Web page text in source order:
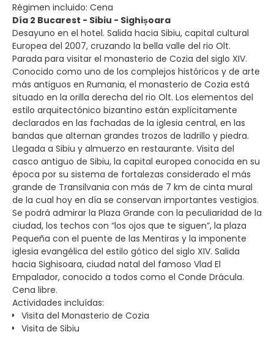
Régimen incluido: Cena
Día 2 Bucarest - Sibiu - Sighișoara
Desayuno en el hotel. Salida hacia Sibiu, capital cultural
Europea del 2007, cruzando la bella valle del rio Olt.
Parada para visitar el monasterio de Cozia del siglo XIV.
Conocido como uno de los complejos históricos y de arte
más antiguos en Rumania, el monasterio de Cozia está
situado en la orilla derecha del rio Olt. Los elementos del
estilo arquitectónico bizantino están explícitamente
declarados en las fachadas de la iglesia central, en las
bandas que alternan grandes trozos de ladrillo y piedra.
Llegada a Sibiu y almuerzo en restaurante. Visita del
casco antiguo de Sibiu, la capital europea conocida en su
época por su sistema de fortalezas considerado el más
grande de Transilvania con más de 7 km de cinta mural
de la cual hoy en día se conservan importantes vestigios.
Se podrá admirar la Plaza Grande con la peculiaridad de la
ciudad, los techos con “los ojos que te siguen”, la plaza
Pequeña con el puente de las Mentiras y la imponente
iglesia evangélica del estilo gótico del siglo XIV. Salida
hacia Sighisoara, ciudad natal del famoso Vlad El
Empalador, conocido a todos como el Conde Drácula.
Cena libre.
Actividades incluídas:
Visita del Monasterio de Cozia
Visita de Sibiu